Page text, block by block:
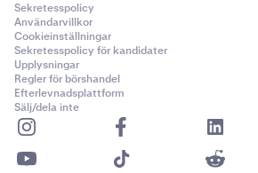
Sekretesspolicy
Användarvillkor
Cookieinställningar
Sekretesspolicy för kandidater
Upplysningar
Regler för börshandel
Efterlevnadsplattform
Sälj/dela inte